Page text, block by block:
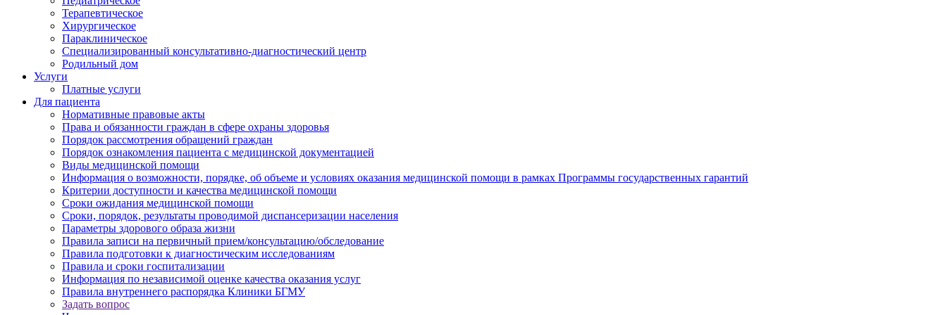
Терапевтическое
Хирургическое
Параклиническое
Специализированный консультативно-диагностический центр
Родильный дом
Услуги
Платные услуги
Для пациента
Нормативные правовые акты
Права и обязанности граждан в сфере охраны здоровья
Порядок рассмотрения обращений граждан
Порядок ознакомления пациента с медицинской документацией
Виды медицинской помощи
Информация о возможности, порядке, об объеме и условиях оказания медицинской помощи в рамках Программы государственных гарантий
Критерии доступности и качества медицинской помощи
Сроки ожидания медицинской помощи
Сроки, порядок, результаты проводимой диспансеризации населения
Параметры здорового образа жизни
Правила записи на первичный прием/консультацию/обследование
Правила подготовки к диагностическим исследованиям
Правила и сроки госпитализации
Информация по независимой оценке качества оказания услуг
Правила внутреннего распорядка Клиники БГМУ
Задать вопрос